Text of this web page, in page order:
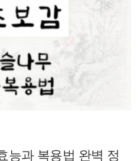
능과 복용법 완벽 정